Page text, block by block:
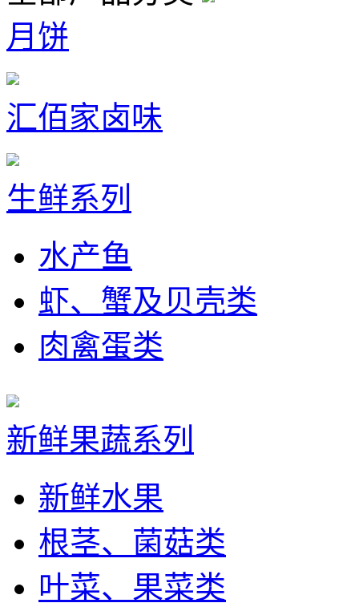
月饼
汇佰家卤味
生鲜系列
水产鱼
虾、蟹及贝壳类
肉禽蛋类
新鲜果蔬系列
新鲜水果
根茎、菌菇类
叶菜、果菜类